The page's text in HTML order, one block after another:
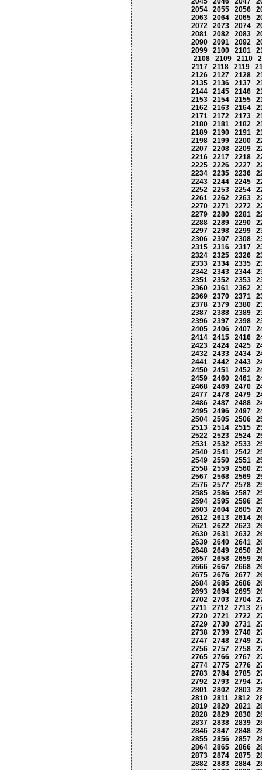
2054
2055 2056
2063
2064 2065
2072
2073 2074
2081
2082 2083
2090
2091 2092
2099
2100 2101
2108
2109 2110
2117
2118 2119
2126
2127 2128
2135
2136 2137
2144
2145 2146
2153
2154 2155
2162
2163 2164
2171
2172 2173
2180
2181 2182
2189
2190 2191
2198
2199 2200
2207
2208 2209
2216
2217 2218
2225
2226 2227
2234
2235 2236
2243
2244 2245
2252
2253 2254
2261
2262 2263
2270
2271 2272
2279
2280 2281
2288
2289 2290
2297
2298 2299
2306
2307 2308
2315
2316 2317
2324
2325 2326
2333
2334 2335
2342
2343 2344
2351
2352 2353
2360
2361 2362
2369
2370 2371
2378
2379 2380
2387
2388 2389
2396
2397 2398
2405
2406 2407
2414
2415 2416
2423
2424 2425
2432
2433 2434
2441
2442 2443
2450
2451 2452
2459
2460 2461
2468
2469 2470
2477
2478 2479
2486
2487 2488
2495
2496 2497
2504
2505 2506
2513
2514 2515
2522
2523 2524
2531
2532 2533
2540
2541 2542
2549
2550 2551
2558
2559 2560
2567
2568 2569
2576
2577 2578
2585
2586 2587
2594
2595 2596
2603
2604 2605
2612
2613 2614
2621
2622 2623
2630
2631 2632
2639
2640 2641
2648
2649 2650
2657
2658 2659
2666
2667 2668
2675
2676 2677
2684
2685 2686
2693
2694 2695
2702
2703 2704
2711
2712 2713
2720
2721 2722
2729
2730 2731
2738
2739 2740
2747
2748 2749
2756
2757 2758
2765
2766 2767
2774
2775 2776
2783
2784 2785
2792
2793 2794
2801
2802 2803
2810
2811 2812
2819
2820 2821
2828
2829 2830
2837
2838 2839
2846
2847 2848
2855
2856 2857
2864
2865 2866
2873
2874 2875
2882
2883 2884